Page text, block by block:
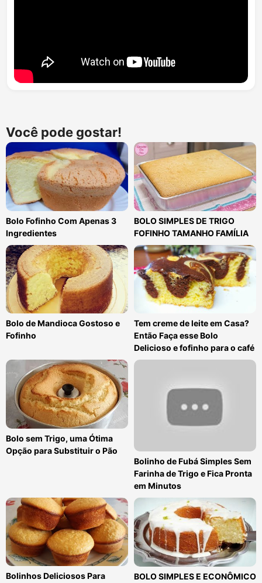
Você pode gostar!
Bolo Fofinho Com Apenas 3
Ingredientes
BOLO SIMPLES DE TRIGO
FOFINHO TAMANHO FAMÍLIA
Bolo de Mandioca Gostoso e
Fofinho
Tem creme de leite em Casa?
Então Faça esse Bolo
Delicioso e fofinho para o café
Bolo sem Trigo, uma Ótima
Opção para Substituir o Pão
Bolinho de Fubá Simples Sem
Farinha de Trigo e Fica Pronta
em Minutos
Bolinhos Deliciosos Para BOLO SIMPLES E ECONÔMICO